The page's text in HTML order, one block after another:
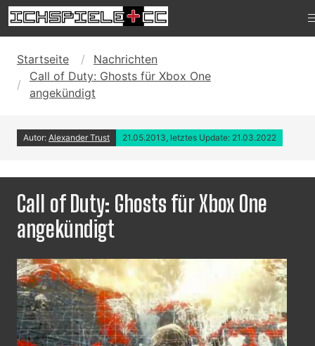
Startseite
Nachrichten
Call of Duty: Ghosts für Xbox One
angekündigt
Autor: Alexander Trust 21.05.2013, letztes Update: 21.03.2022
Call of Duty: Ghosts für Xbox One
angekündigt